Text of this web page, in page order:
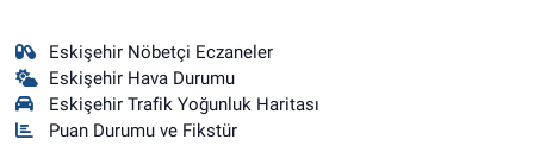
Eskişehir Nöbetçi Eczaneler
Eskişehir Hava Durumu
Eskişehir Trafik Yoğunluk Haritası
Puan Durumu ve Fikstür